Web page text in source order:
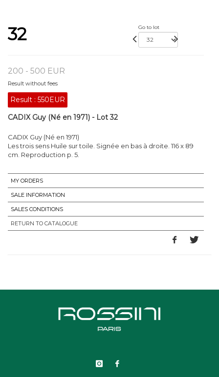
32 Go to lot
200 - 500 EUR
Result without fees
Result : 550EUR
CADIX Guy (Né en 1971) - Lot 32
CADIX Guy (Né en 1971)
Les trois sens Huile sur toile. Signée en bas à droite. 116 x 89
cm. Reproduction p. 5.
MY ORDERS
SALE INFORMATION
SALES CONDITIONS
RETURN TO CATALOGUE